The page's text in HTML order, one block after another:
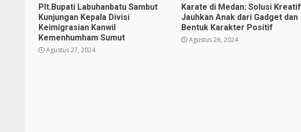
Plt.Bupati Labuhanbatu Sambut
Kunjungan Kepala Divisi
Keimigrasian Kanwil
Kemenhumham Sumut
Agustus 27, 2024
Karate di Medan: Solusi Kreatif
Jauhkan Anak dari Gadget dan
Bentuk Karakter Positif
Agustus 26, 2024